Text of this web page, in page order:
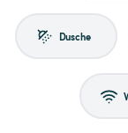
Dusche